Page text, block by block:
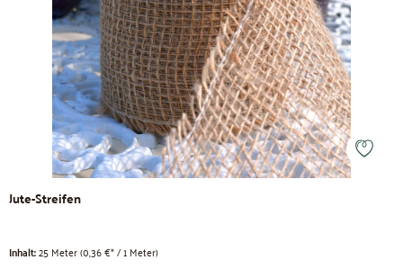
Jute-Streifen
Inhalt:25 Meter(0,36 €* / 1 Meter)